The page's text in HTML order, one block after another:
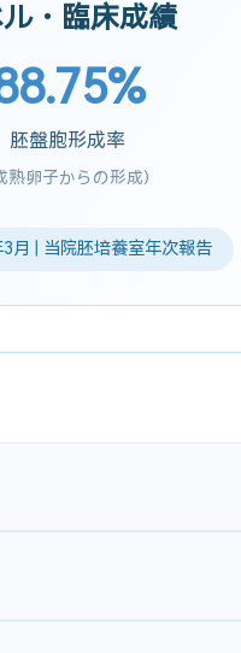
・臨床成績
胚盤胞形成率
熟卵子からの形成)
月 | 当院胚培養室年次報告